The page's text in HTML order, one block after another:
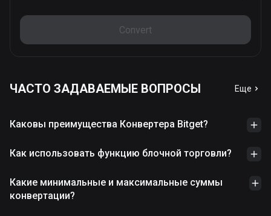
Convert
ЧАСТО ЗАДАВАЕМЫЕ ВОПРОСЫ Еще
Каковы преимущества Конвертера Bitget?
Как использовать функцию блочной торговли?
Какие минимальные и максимальные суммы
конвертации?